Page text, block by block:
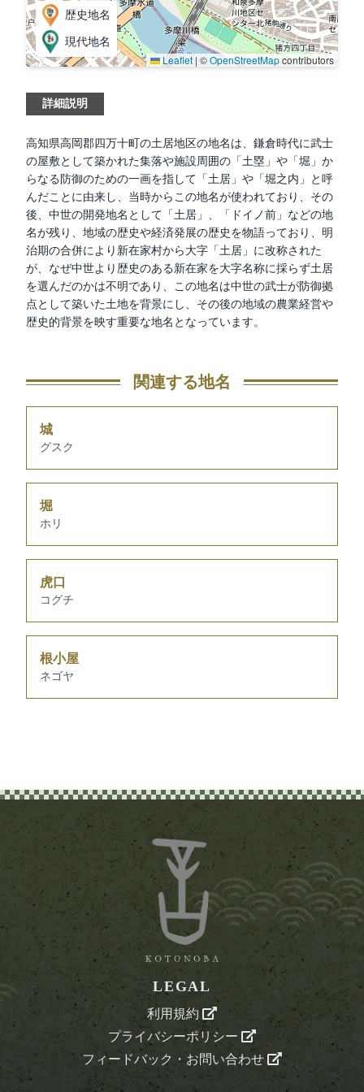
歴史地名
現代地名
Leaflet |©OpenStreetMapcontributors
詳細説明
高知県高岡郡四万十町の土居地区の地名は、鎌倉時代に武士
の屋敷として築かれた集落や施設周囲の「土塁」や「堀」か
らなる防御のための一画を指して「土居」や「堀之内」と呼
んだことに由来し、当時からこの地名が使われており、その
後、中世の開発地名として「土居」、「ドイノ前」などの地
名が残り、地域の歴史や経済発展の歴史を物語っており、明
治期の合併により新在家村から大字「土居」に改称された
が、なぜ中世より歴史のある新在家を大字名称に採らず土居
を選んだのかは不明であり、この地名は中世の武士が防御拠
点として築いた土地を背景にし、その後の地域の農業経営や
歴史的背景を映す重要な地名となっています。
関連する地名
城
グスク
堀
ホリ
虎口
コグチ
根小屋
ネゴヤ
LEGAL
利用規約
プライバシーポリシー
フィードバック・お問い合わせ